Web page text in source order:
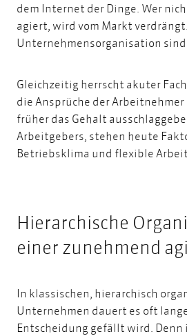
dem Internet der Dinge. Wer
agiert, wird vom Markt
Unternehmensorganisation sind
Gleichzeitig herrscht akuter
die Ansprüche der Arbeitnehmer
früher das Gehalt
Arbeitgebers, stehen heute
Betriebsklima und flexible
Hierarchische
einer zunehmend
In klassischen, hierarchisch
Unternehmen dauert es oft
Entscheidung gefällt wird. Denn